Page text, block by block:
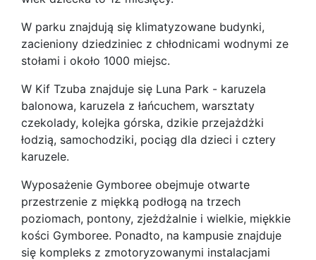
W parku znajdują się klimatyzowane budynki,
zacieniony dziedziniec z chłodnicami wodnymi ze
stołami i około 1000 miejsc.
W Kif Tzuba znajduje się Luna Park - karuzela
balonowa, karuzela z łańcuchem, warsztaty
czekolady, kolejka górska, dzikie przejażdżki
łodzią, samochodziki, pociąg dla dzieci i cztery
karuzele.
Wyposażenie Gymboree obejmuje otwarte
przestrzenie z miękką podłogą na trzech
poziomach, pontony, zjeżdżalnie i wielkie, miękkie
kości Gymboree. Ponadto, na kampusie znajduje
się kompleks z zmotoryzowanymi instalacjami